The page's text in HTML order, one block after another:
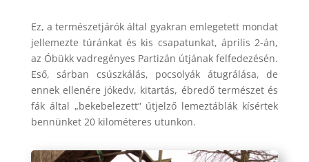
Ez, a természetjárók által gyakran emlegetett mondat
jellemezte túránkat és kis csapatunkat, április 2-án,
az Óbükk vadregényes Partizán útjának felfedezésén.
Eső, sárban csúszkálás, pocsolyák átugrálása, de
ennek ellenére jókedv, kitartás, ébredő természet és
fák által „bekebelezett” útjelző lemeztáblák kísértek
bennünket 20 kilométeres utunkon.